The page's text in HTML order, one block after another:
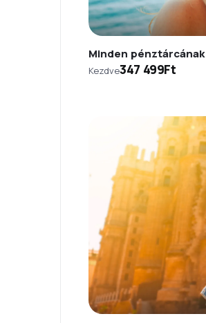
Minden pénztárcának
Kezdve347 499Ft